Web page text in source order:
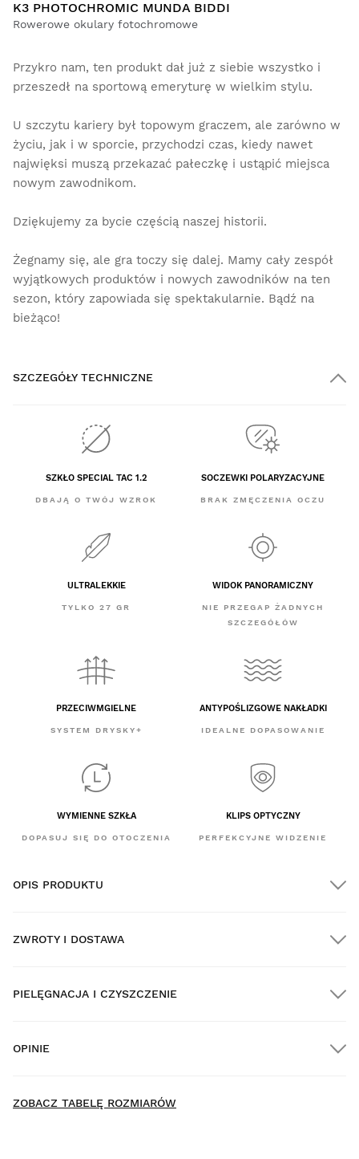
K3 PHOTOCHROMIC MUNDA BIDDI
Rowerowe okulary fotochromowe
Przykro nam, ten produkt dał już z siebie wszystko i
przeszedł na sportową emeryturę w wielkim stylu.
U szczytu kariery był topowym graczem, ale zarówno w
życiu, jak i w sporcie, przychodzi czas, kiedy nawet
najwięksi muszą przekazać pałeczkę i ustąpić miejsca
nowym zawodnikom.
Dziękujemy za bycie częścią naszej historii.
Żegnamy się, ale gra toczy się dalej. Mamy cały zespół
wyjątkowych produktów i nowych zawodników na ten
sezon, który zapowiada się spektakularnie. Bądź na
bieżąco!
SZCZEGÓŁY TECHNICZNE
SZKŁO SPECIAL TAC 1.2
DBAJĄ O TWÓJ WZROK
SOCZEWKI POLARYZACYJNE
BRAK ZMĘCZENIA OCZU
ULTRALEKKIE
TYLKO 27 GR
WIDOK PANORAMICZNY
NIE PRZEGAP ŻADNYCH
SZCZEGÓŁÓW
PRZECIWMGIELNE
SYSTEM DRYSKY+
ANTYPOŚLIZGOWE NAKŁADKI
IDEALNE DOPASOWANIE
WYMIENNE SZKŁA
DOPASUJ SIĘ DO OTOCZENIA
KLIPS OPTYCZNY
PERFEKCYJNE WIDZENIE
OPIS PRODUKTU
ZWROTY I DOSTAWA
PIELĘGNACJA I CZYSZCZENIE
OPINIE
ZOBACZ TABELĘ ROZMIARÓW